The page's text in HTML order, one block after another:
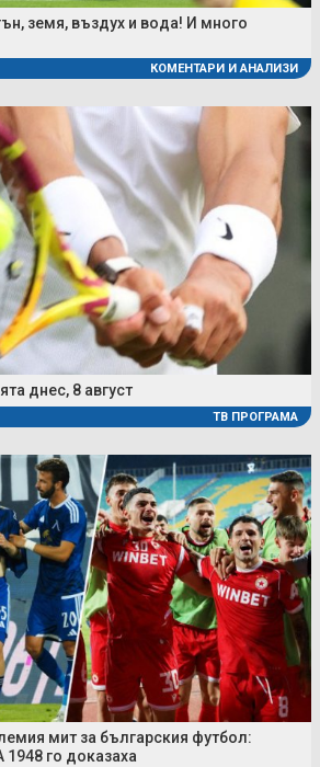
земя, въздух и вода! И много
КОМЕНТАРИ И АНАЛИЗИ
днес, 8 август
ТВ ПРОГРАМА
мит за българския футбол:
го доказаха